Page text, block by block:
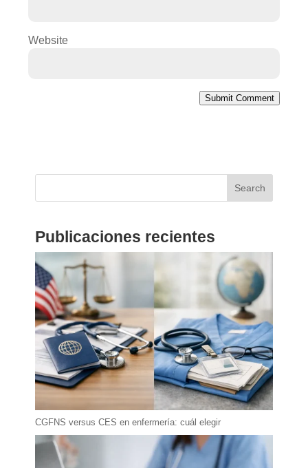
Website
Submit Comment
Search
Publicaciones recientes
CGFNS versus CES en enfermería: cuál elegir